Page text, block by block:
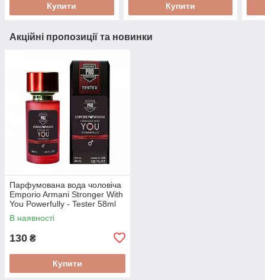
Купити Купити
Акційні пропозиції та новинки
Парфумована вода чоловіча
Emporio Armani Stronger With
You Powerfully - Tester 58ml
В наявності
130 ₴
Купити